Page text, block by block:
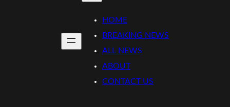
HOME
BREAKING NEWS
ALL NEWS
ABOUT
CONTACT US